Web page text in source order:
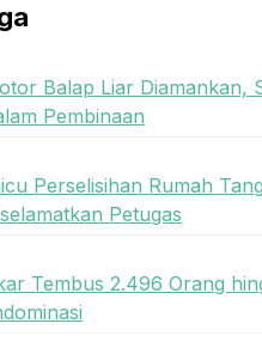
Balap Liar Diamankan,
Pembinaan
Perselisihan Rumah
Petugas
Tembus 2.496 Orang